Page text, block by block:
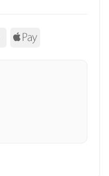
MasterCardApple